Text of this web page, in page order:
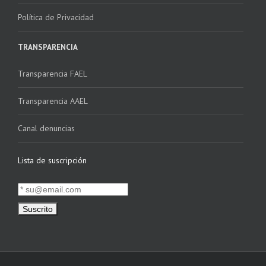
Política de Privacidad
TRANSPARENCIA
Transparencia FAEL
Transparencia AAEL
Canal denuncias
Lista de suscripción